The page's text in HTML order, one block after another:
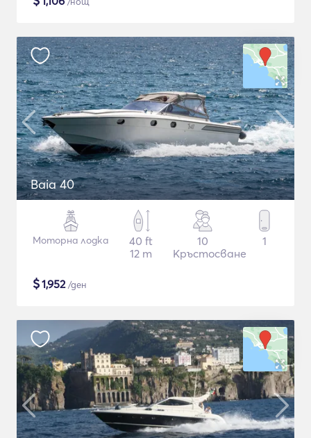
Baia 40
Моторна лодка
40 ft
12 m
10
Кръстосване
1
$1,952/ден